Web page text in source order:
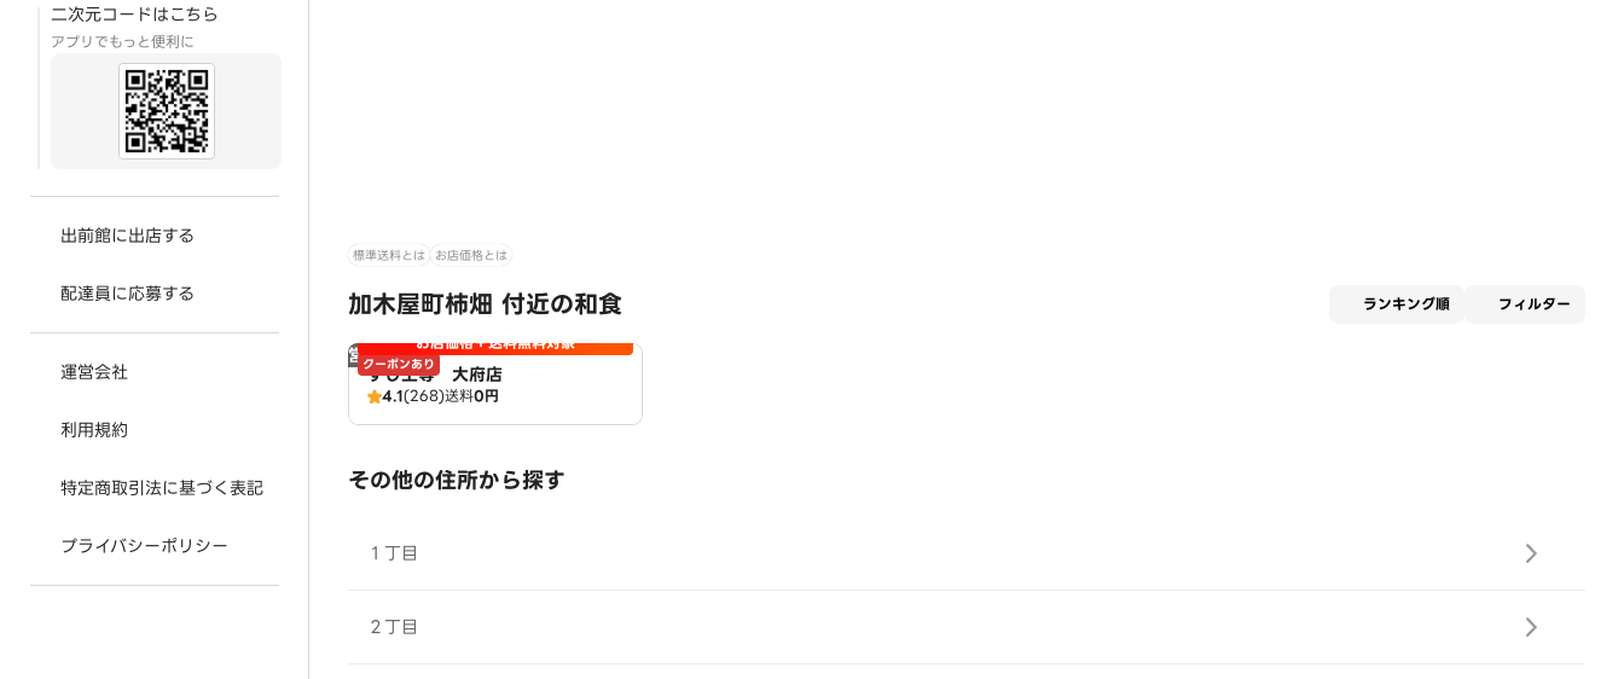
二次元コードはこちら
アプリでもっと便利に
出前館に出店する
配達員に応募する
運営会社
利用規約
特定商取引法に基づく表記
プライバシーポリシー
標準送料とは お店価格とは
加木屋町柿畑 付近の和食 ランキング順 フィルター
営業時間外
クーポンあり
お店価格＋送料無料対象
すし上等 大府店
4.1(268)送料0円
その他の住所から探す
１丁目
２丁目